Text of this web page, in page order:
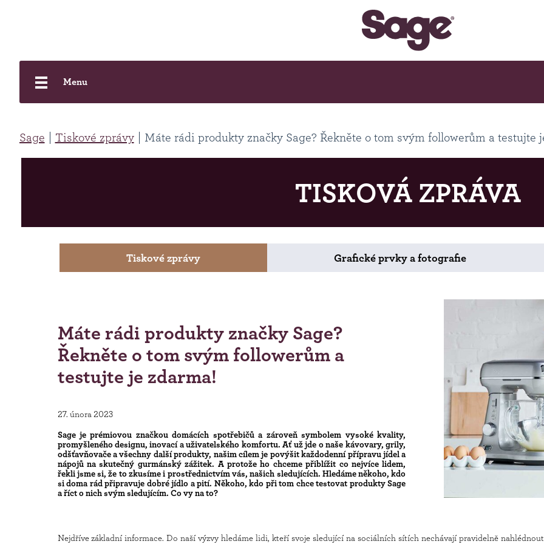
Menu
Sage Tiskové zprávy Máte rádi produkty značky Sage? Řekněte o tom svým followerům a testujte
TISKOVÁ ZPRÁVA
Tiskové zprávy Grafické prvky a fotografie
Máte rádi produkty značky Sage?
Řekněte o tom svým followerům a
testujte je zdarma!
27. února 2023
Sage je prémiovou značkou domácích spotřebičů a zároveň symbolem vysoké kvality,
promyšleného designu, inovací a uživatelského komfortu. Ať už jde o naše kávovary, grily,
odšťavňovače a všechny další produkty, našim cílem je povýšit každodenní přípravu jídel a
nápojů na skutečný gurmánský zážitek. A protože ho chceme přiblížit co nejvíce lidem,
řekli jsme si, že to zkusíme i prostřednictvím vás, našich sledujících. Hledáme někoho, kdo
si doma rád připravuje dobré jídlo a pití. Někoho, kdo při tom chce testovat produkty Sage
a říct o nich svým sledujícím. Co vy na to?
Nejdříve základní informace. Do naší výzvy hledáme lidi, kteří svoje sledující na sociálních sítích nechávají pravidelně